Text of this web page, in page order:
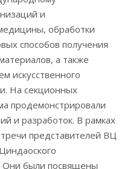
и
обработки
способов получения
а также
искусственного
На секционных
продемонстрировали
и разработок. В рамках
представителей ВЦ
Они были посвящены